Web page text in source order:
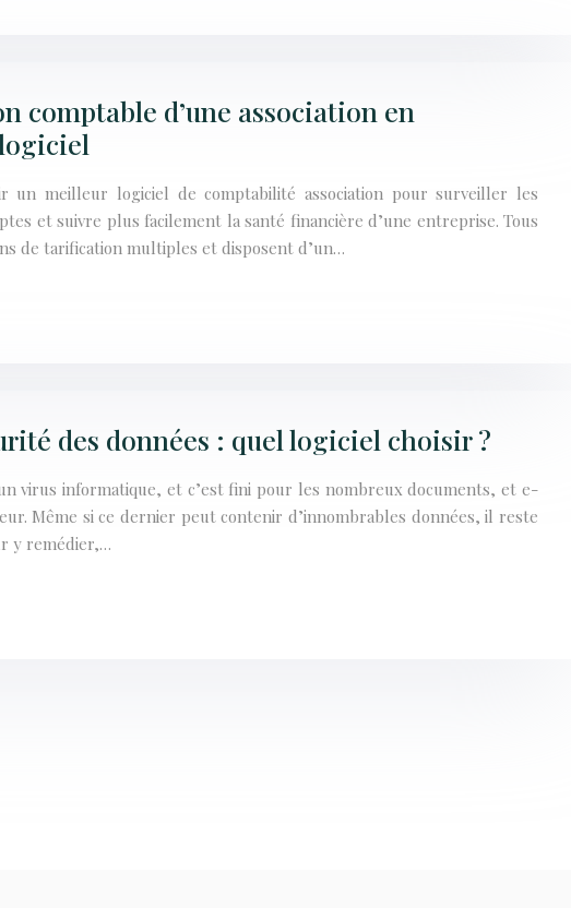
comptable d’une association en
un meilleur logiciel de comptabilité association pour surveiller les
et suivre plus facilement la santé financière d’une entreprise. Tous
de tarification multiples et disposent d’un…
des données : quel logiciel choisir ?
virus informatique, et c’est fini pour les nombreux documents, et e-
Même si ce dernier peut contenir d’innombrables données, il reste
y remédier,…